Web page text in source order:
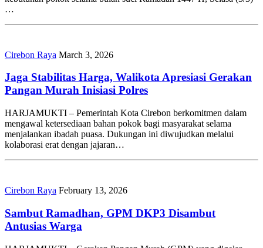
…
Cirebon Raya March 3, 2026
Jaga Stabilitas Harga, Walikota Apresiasi Gerakan
Pangan Murah Inisiasi Polres
HARJAMUKTI – Pemerintah Kota Cirebon berkomitmen dalam
mengawal ketersediaan bahan pokok bagi masyarakat selama
menjalankan ibadah puasa. Dukungan ini diwujudkan melalui
kolaborasi erat dengan jajaran…
Cirebon Raya February 13, 2026
Sambut Ramadhan, GPM DKP3 Disambut
Antusias Warga